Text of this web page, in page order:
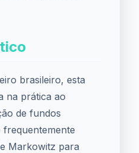
brasileiro, esta
na prática ao
de fundos
frequentemente
Markowitz para